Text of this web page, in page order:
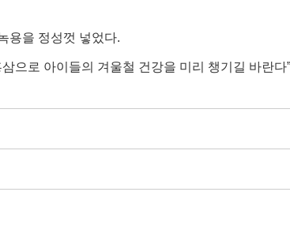
용을 정성껏 넣었다.
으로 아이들의 겨울철 건강을 미리 챙기길 바란다